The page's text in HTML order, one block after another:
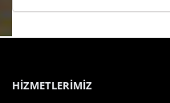
HİZMETLERİMİZ